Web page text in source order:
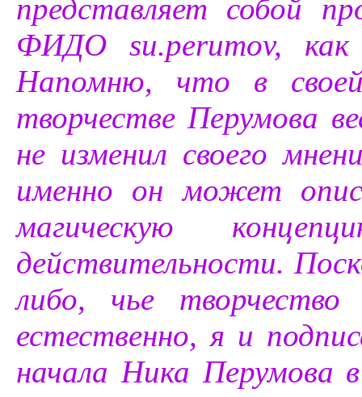
представляет собой
ФИДО su.perumov, как
Напомню, что в
творчестве Перумова
не изменил своего
именно он может
магическую
действительности.
либо, чье творчество
естественно, я и
начала Ника Перумова